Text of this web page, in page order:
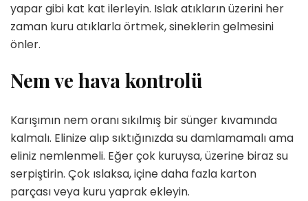
yapar gibi kat kat ilerleyin. Islak atıkların üzerini her
zaman kuru atıklarla örtmek, sineklerin gelmesini
önler.
Nem ve hava kontrolü
Karışımın nem oranı sıkılmış bir sünger kıvamında
kalmalı. Elinize alıp sıktığınızda su damlamamalı ama
eliniz nemlenmeli. Eğer çok kuruysa, üzerine biraz su
serpiştirin. Çok ıslaksa, içine daha fazla karton
parçası veya kuru yaprak ekleyin.